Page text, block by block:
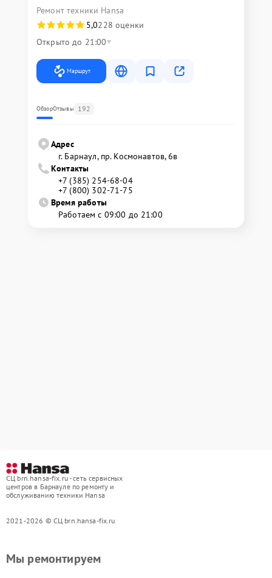
Ремонт техники Hansa
5,0228 оценки
Открыто до 21:00
Маршрут
ОбзорОтзывы 192
Адрес
г. Барнаул, ​пр. Космонавтов, 6в
Контакты
+7 (385) 254-68-04
+7 (800) 302-71-75
Время работы
Работаем с 09:00 до 21:00
СЦ brn.hansa-fix.ru - сеть сервисных
центров в Барнауле по ремонту и
обслуживанию техники Hansa
2021-2026 © СЦ brn.hansa-fix.ru
Мы ремонтируем